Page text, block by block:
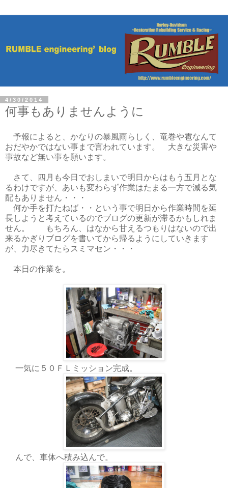
4/30/2014
何事もありませんように
予報によると、かなりの暴風雨らしく、竜巻や雹なんて
おだやかではない事まで言われています。 大きな災害や
事故など無い事を願います。
さて、四月も今日でおしまいで明日からはもう五月とな
るわけですが、あいも変わらず作業はたまる一方で減る気
配もありません・・・
何か手を打たねば・・という事で明日から作業時間を延
長しようと考えているのでブログの更新が滞るかもしれま
せん。 もちろん、はなから甘えるつもりはないので出
来るかぎりブログを書いてから帰るようにしていきます
が、力尽きてたらスミマセン・・・
本日の作業を。
一気に５０ＦＬミッション完成。
んで、車体へ積み込んで。